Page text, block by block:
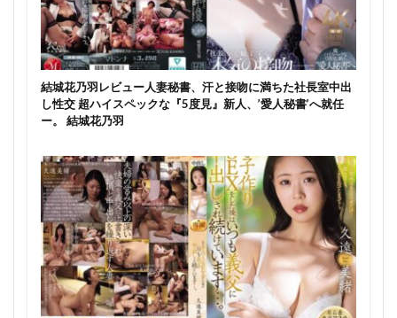
結城花乃羽レビュー人妻秘書、汗と接吻に満ちた社長室中出
し性交 超ハイスペックな『5度見』新人、’愛人秘書’へ就任
ー。 結城花乃羽